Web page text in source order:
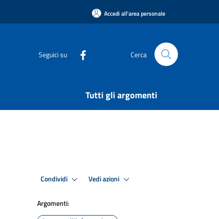
Accedi all'area personale
Seguici su Cerca
Tutti gli argomenti
Condividi Vedi azioni
Argomenti: